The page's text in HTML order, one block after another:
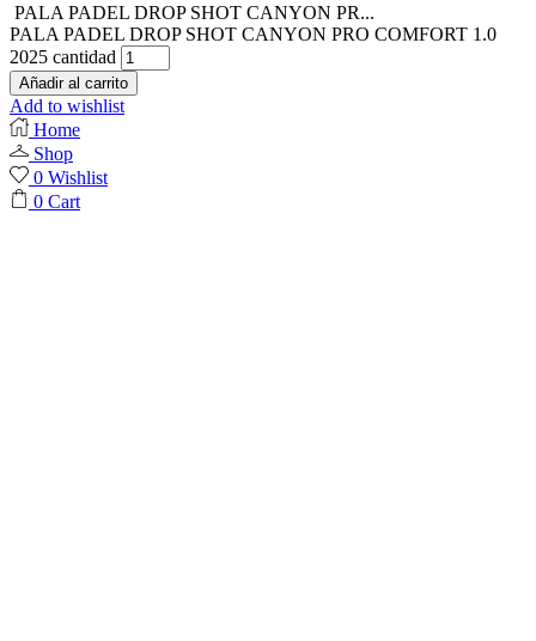
PALA PADEL DROP SHOT CANYON PR...
PALA PADEL DROP SHOT CANYON PRO COMFORT 1.0
2025 cantidad
Añadir al carrito
Add to wishlist
Home
Shop
0 Wishlist
0 Cart